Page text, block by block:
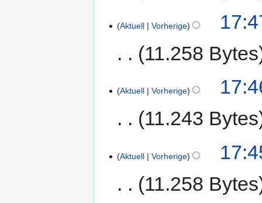
Aktuell Vorherige
11.258 Bytes
Aktuell Vorherige
11.243 Bytes
Aktuell Vorherige
11.258 Bytes